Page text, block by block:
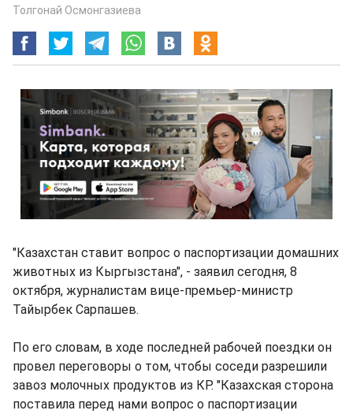
Толгонай Осмонгазиева
"Казахстан ставит вопрос о паспортизации домашних
животных из Кыргызстана", - заявил сегодня, 8
октября, журналистам вице-премьер-министр
Тайырбек Сарпашев.
По его словам, в ходе последней рабочей поездки он
провел переговоры о том, чтобы соседи разрешили
завоз молочных продуктов из КР. "Казахская сторона
поставила перед нами вопрос о паспортизации